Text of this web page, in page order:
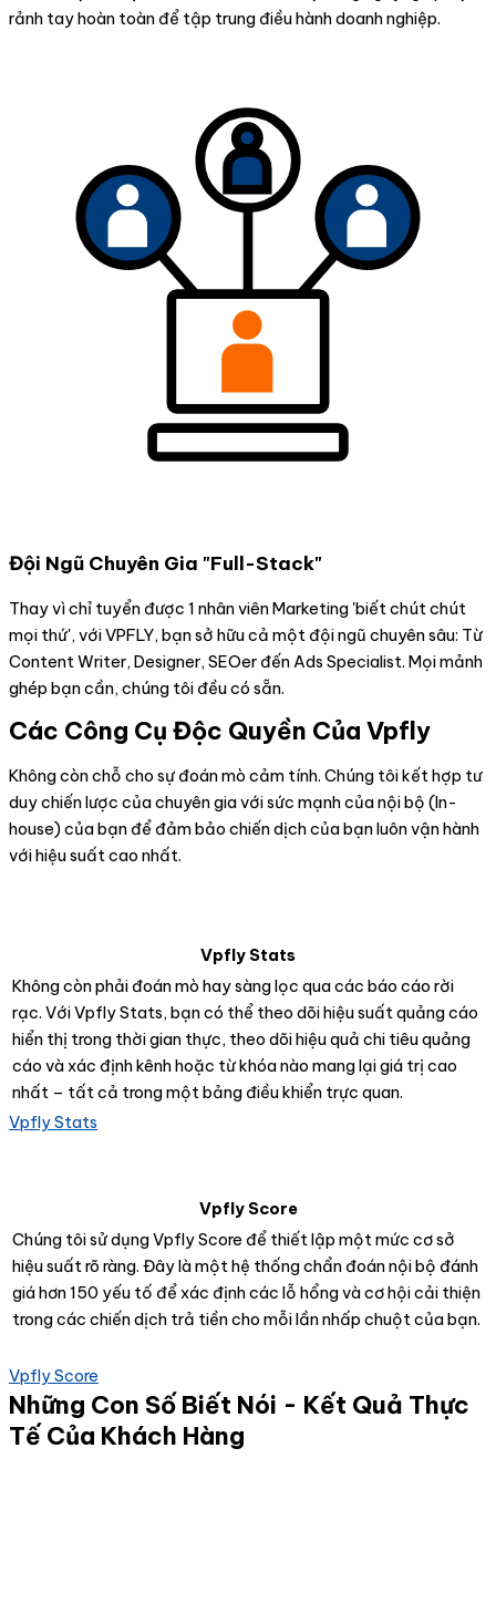
rảnh tay hoàn toàn để tập trung điều hành doanh nghiệp.
Đội Ngũ Chuyên Gia "Full-Stack"
Thay vì chỉ tuyển được 1 nhân viên Marketing 'biết chút chút
mọi thứ', với VPFLY, bạn sở hữu cả một đội ngũ chuyên sâu: Từ
Content Writer, Designer, SEOer đến Ads Specialist. Mọi mảnh
ghép bạn cần, chúng tôi đều có sẵn.
Các Công Cụ Độc Quyền Của Vpfly
Không còn chỗ cho sự đoán mò cảm tính. Chúng tôi kết hợp tư
duy chiến lược của chuyên gia với sức mạnh của nội bộ (In-
house) của bạn để đảm bảo chiến dịch của bạn luôn vận hành
với hiệu suất cao nhất.
Vpfly Stats
Không còn phải đoán mò hay sàng lọc qua các báo cáo rời
rạc. Với Vpfly Stats, bạn có thể theo dõi hiệu suất quảng cáo
hiển thị trong thời gian thực, theo dõi hiệu quả chi tiêu quảng
cáo và xác định kênh hoặc từ khóa nào mang lại giá trị cao
nhất – tất cả trong một bảng điều khiển trực quan.
Vpfly Stats
Vpfly Score
Chúng tôi sử dụng Vpfly Score để thiết lập một mức cơ sở
hiệu suất rõ ràng. Đây là một hệ thống chẩn đoán nội bộ đánh
giá hơn 150 yếu tố để xác định các lỗ hổng và cơ hội cải thiện
trong các chiến dịch trả tiền cho mỗi lần nhấp chuột của bạn.
Vpfly Score
Những Con Số Biết Nói - Kết Quả Thực
Tế Của Khách Hàng